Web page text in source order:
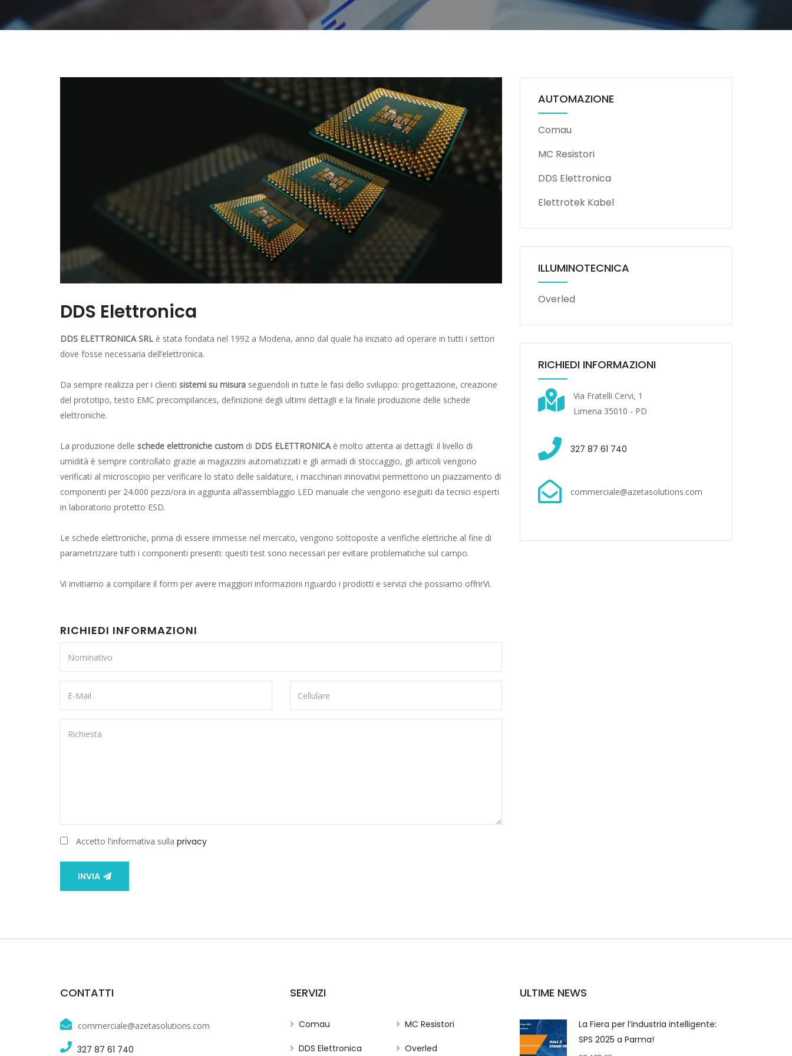
DDS Elettronica
DDS ELETTRONICA SRL è stata fondata nel 1992 a Modena, anno dal quale ha iniziato ad operare in tutti i settori
dove fosse necessaria dell’elettronica.
Da sempre realizza per i clienti sistemi su misura seguendoli in tutte le fasi dello sviluppo: progettazione, creazione
del prototipo, testo EMC precompilances, definizione degli ultimi dettagli e la finale produzione delle schede
elettroniche.
La produzione delle schede elettroniche custom di DDS ELETTRONICAè molto attenta ai dettagli: il livello di
umidità è sempre controllato grazie ai magazzini automatizzati e gli armadi di stoccaggio, gli articoli vengono
verificati al microscopio per verificare lo stato delle saldature, i macchinari innovativi permettono un piazzamento di
componenti per 24.000 pezzi/ora in aggiunta all’assemblaggio LED manuale che vengono eseguiti da tecnici esperti
in laboratorio protetto ESD.
Le schede elettroniche, prima di essere immesse nel mercato, vengono sottoposte a verifiche elettriche al fine di
parametrizzare tutti i componenti presenti: questi test sono necessari per evitare problematiche sul campo.
Vi invitiamo a compilare il form per avere maggiori informazioni riguardo i prodotti e servizi che possiamo offrirVi.
RICHIEDI INFORMAZIONI
Accetto l'informativa sulla privacy
INVIA
AUTOMAZIONE
Comau
MC Resistori
DDS Elettronica
Elettrotek Kabel
ILLUMINOTECNICA
Overled
RICHIEDI INFORMAZIONI
Via Fratelli Cervi, 1
Limena 35010 - PD
327 87 61 740
commerciale@azetasolutions.com
CONTATTI
commerciale@azetasolutions.com
327 87 61 740
SERVIZI
Comau MC Resistori
DDS Elettronica Overled
ULTIME NEWS
La Fiera per l’industria intelligente:
SPS 2025 a Parma!